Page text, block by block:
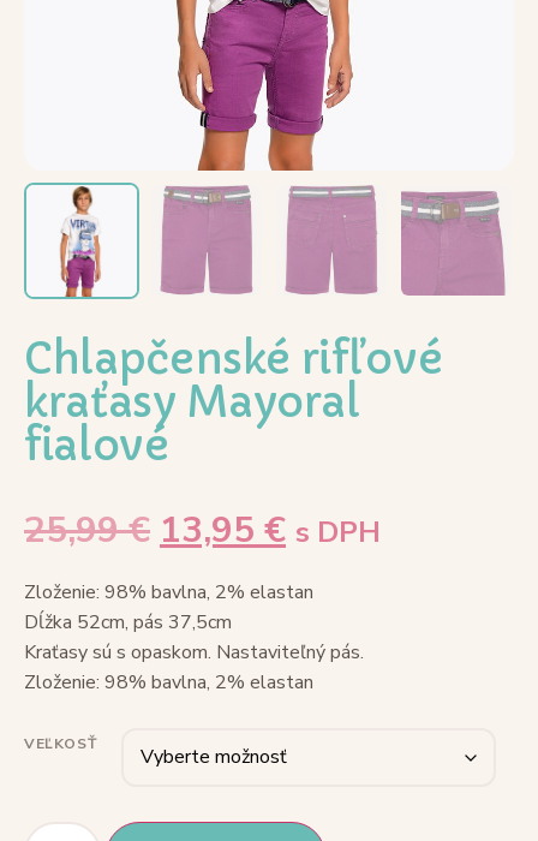
Chlapčenské rifľové
kraťasy Mayoral
fialové
25,99€ 13,95 € s DPH
Zloženie: 98% bavlna, 2% elastan
Dĺžka 52cm, pás 37,5cm
Kraťasy sú s opaskom. Nastaviteľný pás.
Zloženie: 98% bavlna, 2% elastan
VEĽKOSŤ